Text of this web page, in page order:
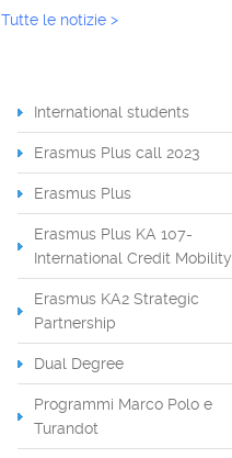
Tutte le notizie >
International students
Erasmus Plus call 2023
Erasmus Plus
Erasmus Plus KA 107-
International Credit Mobility
Erasmus KA2 Strategic
Partnership
Dual Degree
Programmi Marco Polo e
Turandot